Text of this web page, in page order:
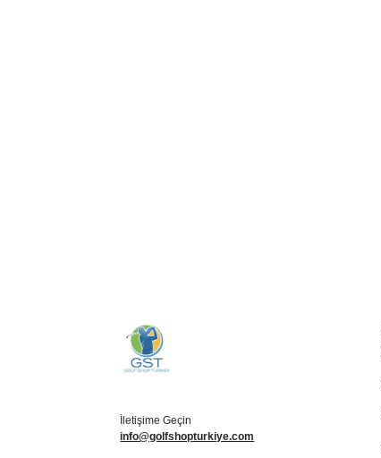
İletişime Geçin
info@golfshopturkiye.com